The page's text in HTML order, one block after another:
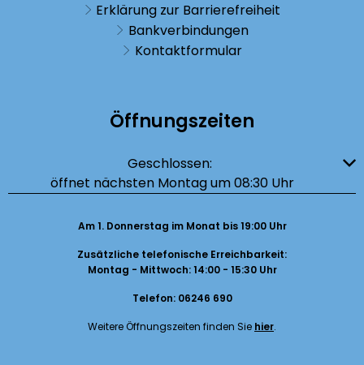
Erklärung zur Barrierefreiheit
Bankverbindungen
Kontaktformular
Öffnungszeiten
Klicken, um weitere Öffnungs- oder Schließzeiten auszublenden
Geschlossen:
öffnet nächsten Montag um 08:30 Uhr
Am 1. Donnerstag im Monat bis 19:00 Uhr
Zusätzliche telefonische Erreichbarkeit:
Montag - Mittwoch: 14:00 - 15:30 Uhr
Telefon: 06246 690
Weitere Öffnungszeiten finden Sie hier.